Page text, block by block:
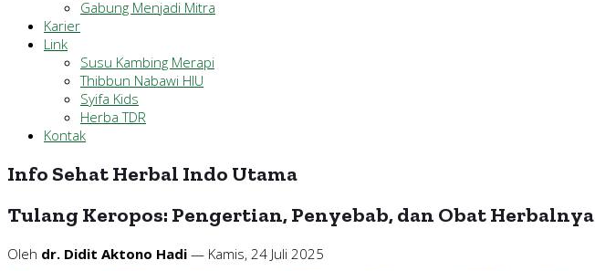
Gabung Menjadi Mitra
Karier
Link
Susu Kambing Merapi
Thibbun Nabawi HIU
Syifa Kids
Herba TDR
Kontak
Info Sehat Herbal Indo Utama
Tulang Keropos: Pengertian, Penyebab, dan Obat Herbalnya
Oleh dr. Didit Aktono Hadi — Kamis, 24 Juli 2025